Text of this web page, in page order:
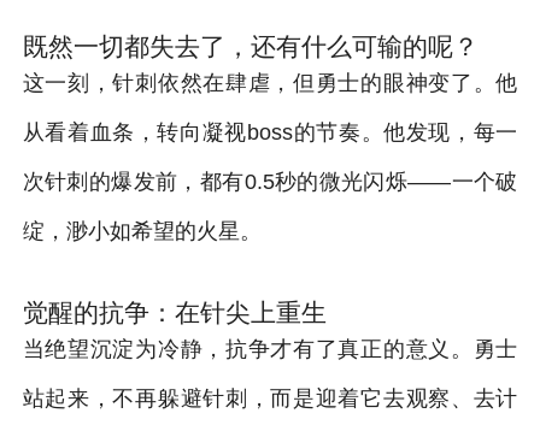
既然一切都失去了，还有什么可输的呢？
这一刻，针刺依然在肆虐，但勇士的眼神变了。他
从看着血条，转向凝视boss的节奏。他发现，每一
次针刺的爆发前，都有0.5秒的微光闪烁——一个破
绽，渺小如希望的火星。
觉醒的抗争：在针尖上重生
当绝望沉淀为冷静，抗争才有了真正的意义。勇士
站起来，不再躲避针刺，而是迎着它去观察、去计